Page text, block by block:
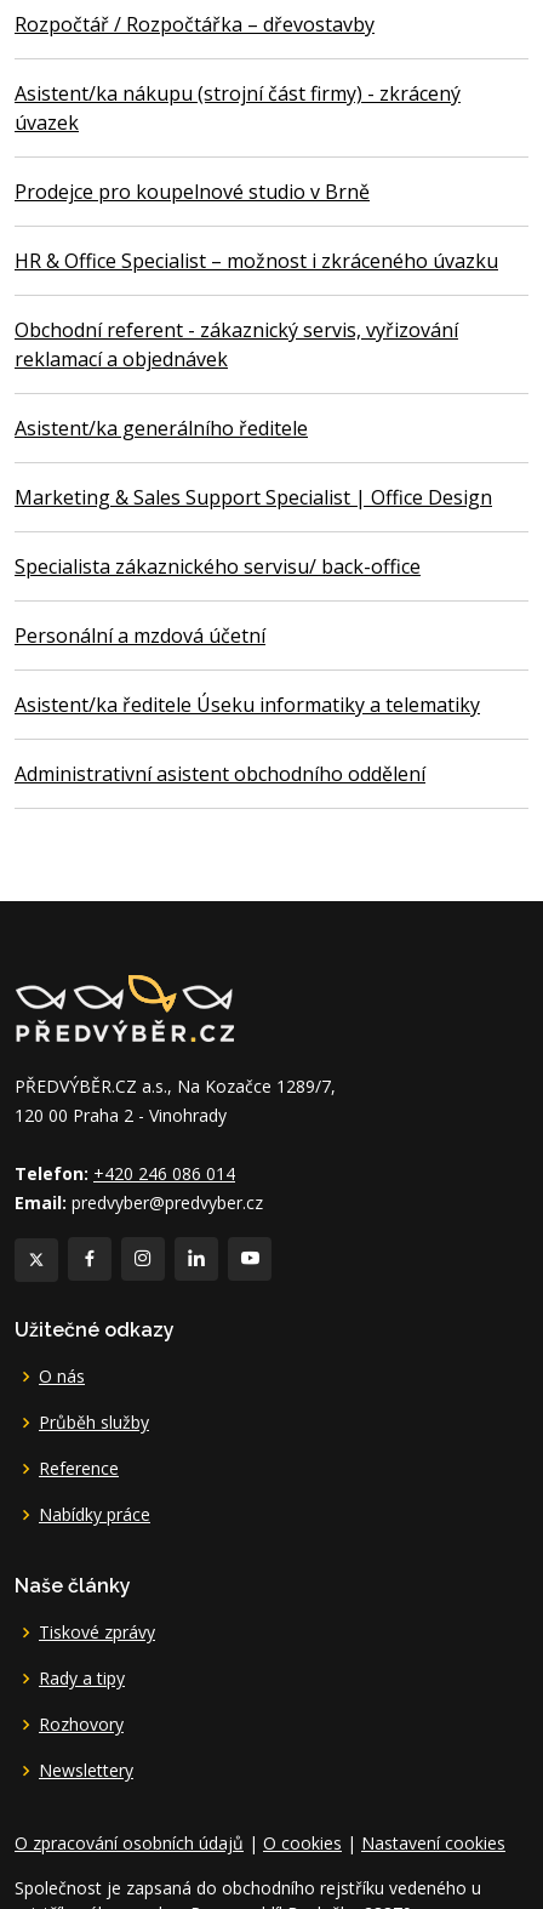
Rozpočtář / Rozpočtářka – dřevostavby
Asistent/ka nákupu (strojní část firmy) - zkrácený
úvazek
Prodejce pro koupelnové studio v Brně
HR & Office Specialist – možnost i zkráceného úvazku
Obchodní referent - zákaznický servis, vyřizování
reklamací a objednávek
Asistent/ka generálního ředitele
Marketing & Sales Support Specialist | Office Design
Specialista zákaznického servisu/ back-office
Personální a mzdová účetní
Asistent/ka ředitele Úseku informatiky a telematiky
Administrativní asistent obchodního oddělení
PŘEDVÝBĚR.CZ a.s., Na Kozačce 1289/7,
120 00 Praha 2 - Vinohrady
Telefon: +420 246 086 014
Email: predvyber@predvyber.cz
Užitečné odkazy
O nás
Průběh služby
Reference
Nabídky práce
Naše články
Tiskové zprávy
Rady a tipy
Rozhovory
Newslettery
O zpracování osobních údajů | O cookies | Nastavení cookies
Společnost je zapsaná do obchodního rejstříku vedeného u